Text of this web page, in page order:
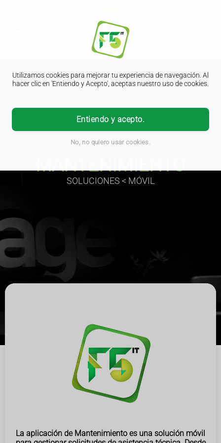
Utilizamos cookies para mejorar tu experiencia de navegación. Al
hacer clic en 'Entiendo y Acepto', aceptas nuestro uso de cookies.
Entiendo y acepto.
No, no quiero usar cookies.
MANTENIMIENTO
SOLUCIONES < MÓVIL
La aplicación de Mantenimiento es una solución móvil